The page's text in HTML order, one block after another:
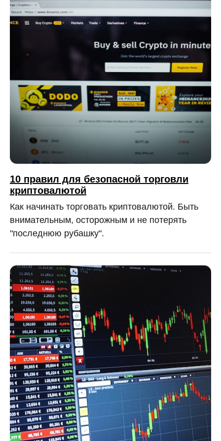
10 правил для безопасной торговли
криптовалютой
Как начинать торговать криптовалютой. Быть
внимательным, осторожным и не потерять
"последнюю рубашку".